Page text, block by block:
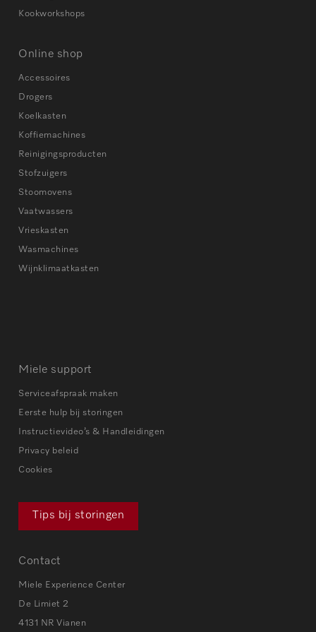
Kookworkshops
Online shop
Accessoires
Drogers
Koelkasten
Koffiemachines
Reinigingsproducten
Stofzuigers
Stoomovens
Vaatwassers
Vrieskasten
Wasmachines
Wijnklimaatkasten
Miele support
Serviceafspraak maken
Eerste hulp bij storingen
Instructievideo’s & Handleidingen
Privacy beleid
Cookies
Tips bij storingen
Contact
Miele Experience Center
De Limiet 2
4131 NR Vianen